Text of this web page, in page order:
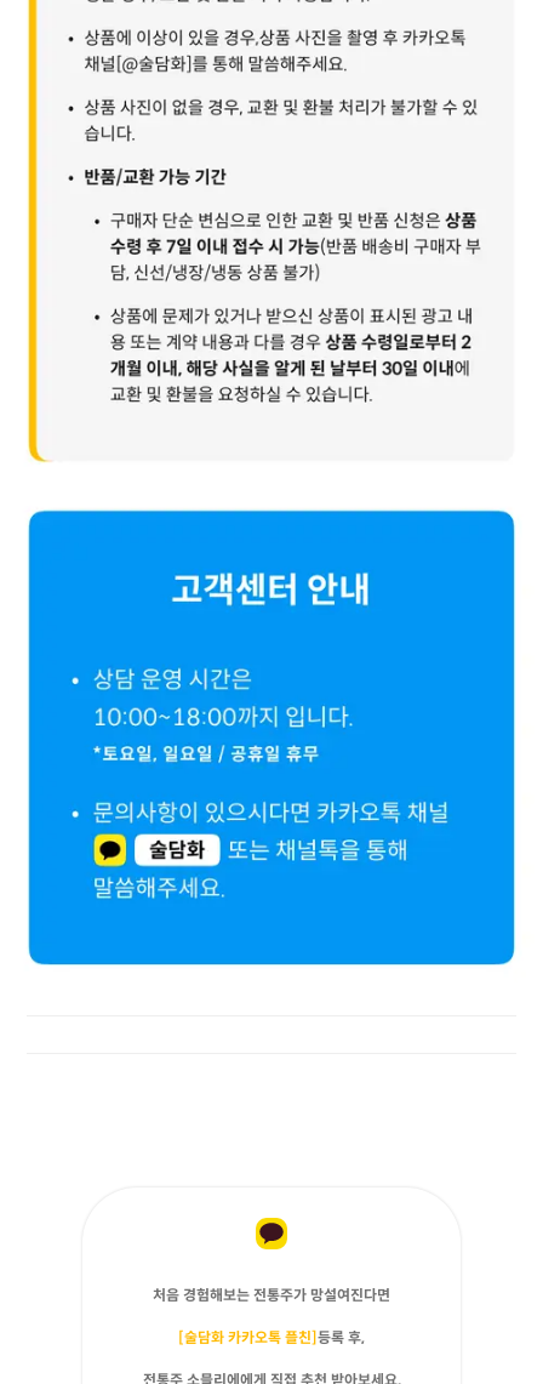
처음 경험해보는 전통주가 망설여진다면
[술담화 카카오톡 플친]등록 후,
전통주 소믈리에에게 직접 추천 받아보세요.